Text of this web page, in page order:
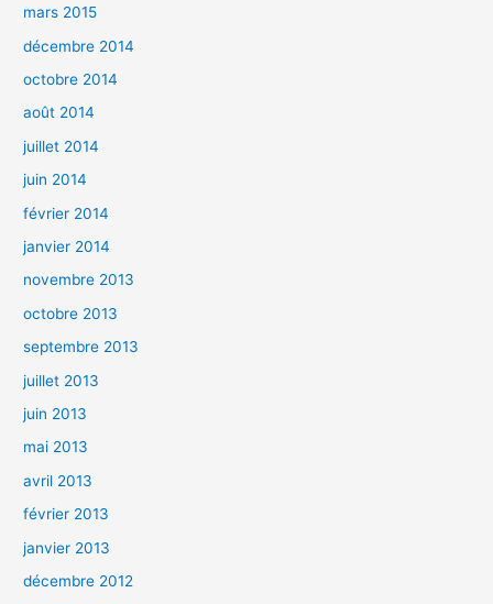
mars 2015
décembre 2014
octobre 2014
août 2014
juillet 2014
juin 2014
février 2014
janvier 2014
novembre 2013
octobre 2013
septembre 2013
juillet 2013
juin 2013
mai 2013
avril 2013
février 2013
janvier 2013
décembre 2012